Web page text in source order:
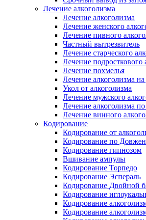
Лечение алкоголизма
Лечение алкоголизма
Лечение женского
Лечение пивного
Частный вытрезвитель
Лечение старческого
Лечение подросткового
Лечение похмелья
Лечение алкоголизма
Укол от алкоголизма
Лечение мужского
Лечение алкоголизма
Лечение винного
Кодирование
Кодирование от
Кодирование по
Кодирование гипнозом
Вшивание ампулы
Кодирование Торпедо
Кодирование Эспераль
Кодирование Двойной
Кодирование
Кодирование
Кодирование